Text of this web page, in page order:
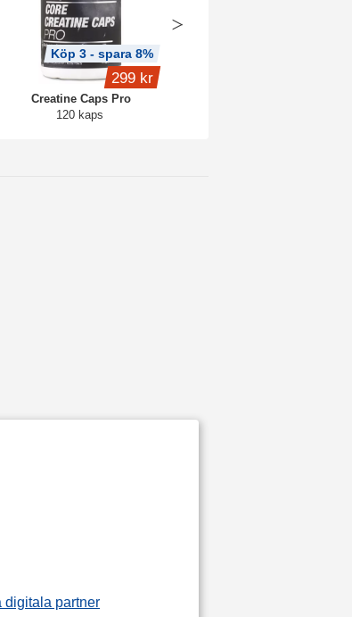
digitala partner
Creatine Caps Pro
120 kaps
Köp 3 - spara 8%
299 kr